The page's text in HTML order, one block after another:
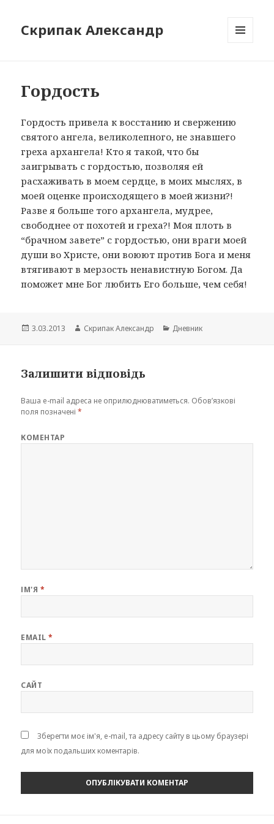
Скрипак Александр
Гордость
Гордость привела к восстанию и свержению
святого ангела, великолепного, не знавшего
греха архангела! Кто я такой, что бы
заигрывать с гордостью, позволяя ей
расхаживать в моем сердце, в моих мыслях, в
моей оценке происходящего в моей жизни?!
Разве я больше того архангела, мудрее,
свободнее от похотей и греха?! Моя плоть в
“брачном завете” с гордостью, они враги моей
души во Христе, они воюют против Бога и меня
втягивают в мерзость ненавистную Богом. Да
поможет мне Бог любить Его больше, чем себя!
Опубліковано
3.03.2013 Автор
Скрипак Александр Категорії
Дневник
Залишити відповідь
Ваша e-mail адреса не оприлюднюватиметься. Обов’язкові
поля позначені*
КОМЕНТАР
ІМ'Я *
EMAIL*
САЙТ
Зберегти моє ім'я, e-mail, та адресу сайту в цьому браузері
для моїх подальших коментарів.